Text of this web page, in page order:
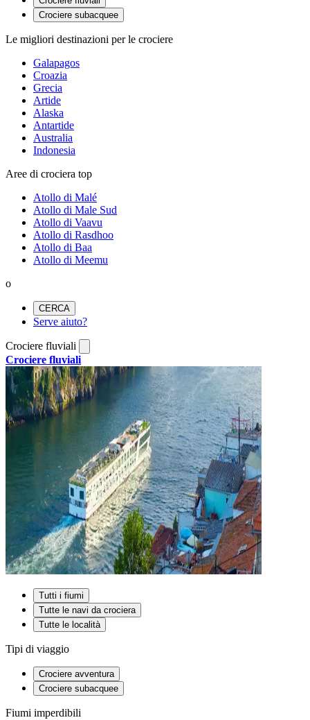
Crociere subacquee
Le migliori destinazioni per le crociere
Galapagos
Croazia
Grecia
Artide
Alaska
Antartide
Australia
Indonesia
Aree di crociera top
Atollo di Malé
Atollo di Male Sud
Atollo di Vaavu
Atollo di Rasdhoo
Atollo di Baa
Atollo di Meemu
o
CERCA
Serve aiuto?
Crociere fluviali
Crociere fluviali
Tutti i fiumi
Tutte le navi da crociera
Tutte le località
Tipi di viaggio
Crociere avventura
Crociere subacquee
Fiumi imperdibili